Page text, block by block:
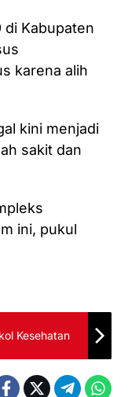
di Kabupaten
karena alih
kini menjadi
sakit dan
ini, pukul
Kesehatan